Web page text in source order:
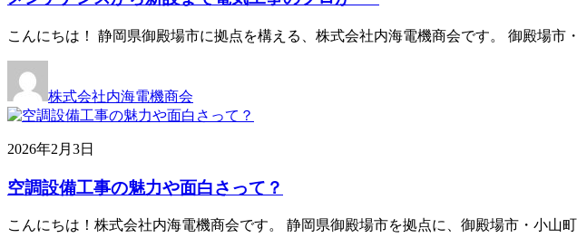
こんにちは！ 静岡県御殿場市に拠点を構える、株式会社内海電機商会です。 御殿場
株式会社内海電機商会
2026年2月3日
空調設備工事の魅力や面白さって？
こんにちは！株式会社内海電機商会です。 静岡県御殿場市を拠点に、御殿場市・小